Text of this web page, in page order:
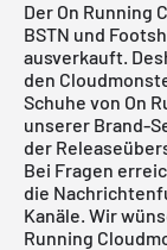
Der On Running
BSTN und
ausverkauft.
den
Schuhe von On
unserer Brand-
der
Bei Fragen
die
Kanäle. Wir
Running